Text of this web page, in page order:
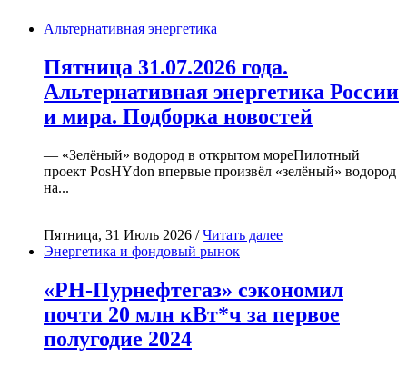
Альтернативная энергетика
Пятница 31.07.2026 года.
Альтернативная энергетика России
и мира. Подборка новостей
— «Зелёный» водород в открытом мореПилотный
проект PosHYdon впервые произвёл «зелёный» водород
на...
Пятница, 31 Июль 2026 /Читать далее
Энергетика и фондовый рынок
«РН-Пурнефтегаз» сэкономил
почти 20 млн кВт*ч за первое
полугодие 2024